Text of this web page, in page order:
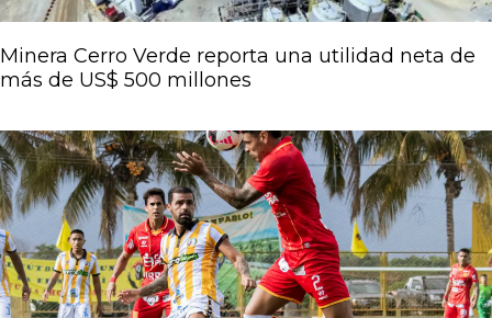
Minera Cerro Verde reporta una utilidad neta de
más de US$ 500 millones